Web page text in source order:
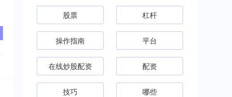
股票 杠杆
操作指南 平台
在线炒股配资 配资
技巧 哪些